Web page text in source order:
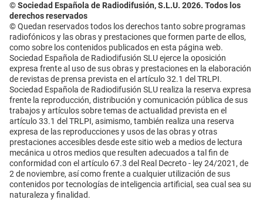
© Sociedad Española de Radiodifusión, S.L.U. 2026. Todos los
derechos reservados
© Quedan reservados todos los derechos tanto sobre programas
radiofónicos y las obras y prestaciones que formen parte de ellos,
como sobre los contenidos publicados en esta página web.
Sociedad Española de Radiodifusión SLU ejerce la oposición
expresa frente al uso de sus obras y prestaciones en la elaboración
de revistas de prensa prevista en el artículo 32.1 del TRLPI.
Sociedad Española de Radiodifusión SLU realiza la reserva expresa
frente la reproducción, distribución y comunicación pública de sus
trabajos y artículos sobre temas de actualidad prevista en el
artículo 33.1 del TRLPI, asimismo, también realiza una reserva
expresa de las reproducciones y usos de las obras y otras
prestaciones accesibles desde este sitio web a medios de lectura
mecánica u otros medios que resulten adecuados a tal fin de
conformidad con el artículo 67.3 del Real Decreto - ley 24/2021, de
2 de noviembre, así como frente a cualquier utilización de sus
contenidos por tecnologías de inteligencia artificial, sea cual sea su
naturaleza y finalidad.